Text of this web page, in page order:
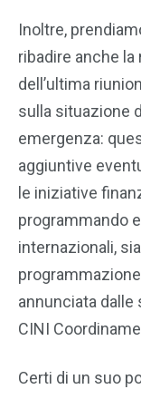
Inoltre,
ribadire anche
dell’ultima
sulla situazione
emergenza:
aggiuntive
le iniziative
programmando
internazionali,
annunciata dalle
CINI
Certi di un suo